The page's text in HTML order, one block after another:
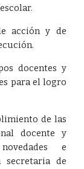
acción y de
docentes y
para el logro
de las
docente y
e
secretaria de